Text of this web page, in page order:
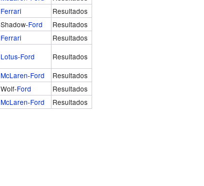
Ferrari
Resultados
Shadow-Ford
Resultados
Ferrari
Resultados
Lotus-Ford
Resultados
McLaren-Ford
Resultados
Wolf-Ford
Resultados
McLaren-Ford Resultados